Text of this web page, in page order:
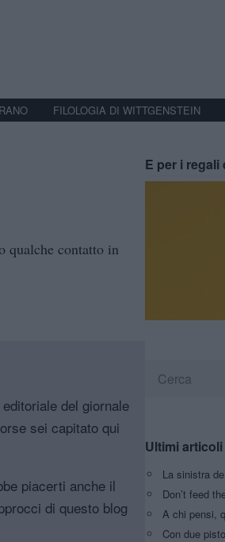
FILOLOGIA DI WITTGENSTEIN
qualche contatto in
del giornale
sei capitato qui
piacerti anche il
di questo blog
E per i regali
Ultimi articoli
La sinistra
Don’t feed
A chi pensi,
Con due